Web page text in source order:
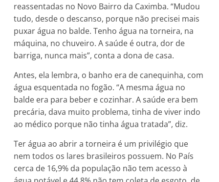
reassentadas no Novo Bairro da Caximba. “Mudou
tudo, desde o descanso, porque não precisei mais
puxar água no balde. Tenho água na torneira, na
máquina, no chuveiro. A saúde é outra, dor de
barriga, nunca mais”, conta a dona de casa.
Antes, ela lembra, o banho era de canequinha, com
água esquentada no fogão. “A mesma água no
balde era para beber e cozinhar. A saúde era bem
precária, dava muito problema, tinha de viver indo
ao médico porque não tinha água tratada”, diz.
Ter água ao abrir a torneira é um privilégio que
nem todos os lares brasileiros possuem. No País
cerca de 16,9% da população não tem acesso à